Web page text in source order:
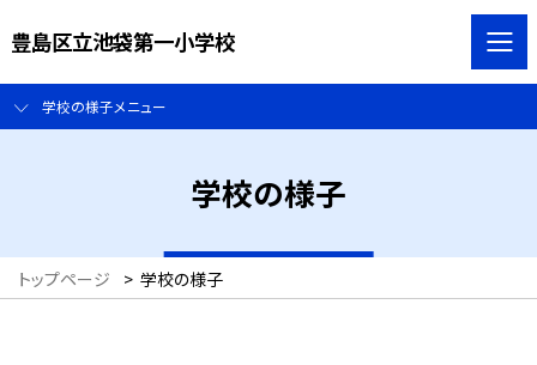
豊島区立池袋第一小学校
学校の様子メニュー
学校の様子
トップページ > 学校の様子